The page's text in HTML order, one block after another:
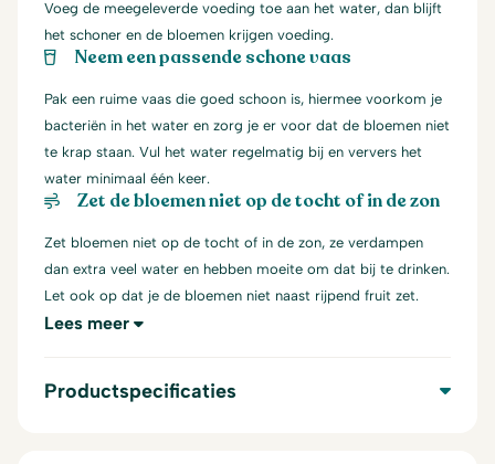
Voeg de meegeleverde voeding toe aan het water, dan blijft
het schoner en de bloemen krijgen voeding.
Neem een passende schone vaas
Pak een ruime vaas die goed schoon is, hiermee voorkom je
bacteriën in het water en zorg je er voor dat de bloemen niet
te krap staan. Vul het water regelmatig bij en ververs het
water minimaal één keer.
Zet de bloemen niet op de tocht of in de zon
Zet bloemen niet op de tocht of in de zon, ze verdampen
dan extra veel water en hebben moeite om dat bij te drinken.
Let ook op dat je de bloemen niet naast rijpend fruit zet.
Lees meer
Productspecificaties